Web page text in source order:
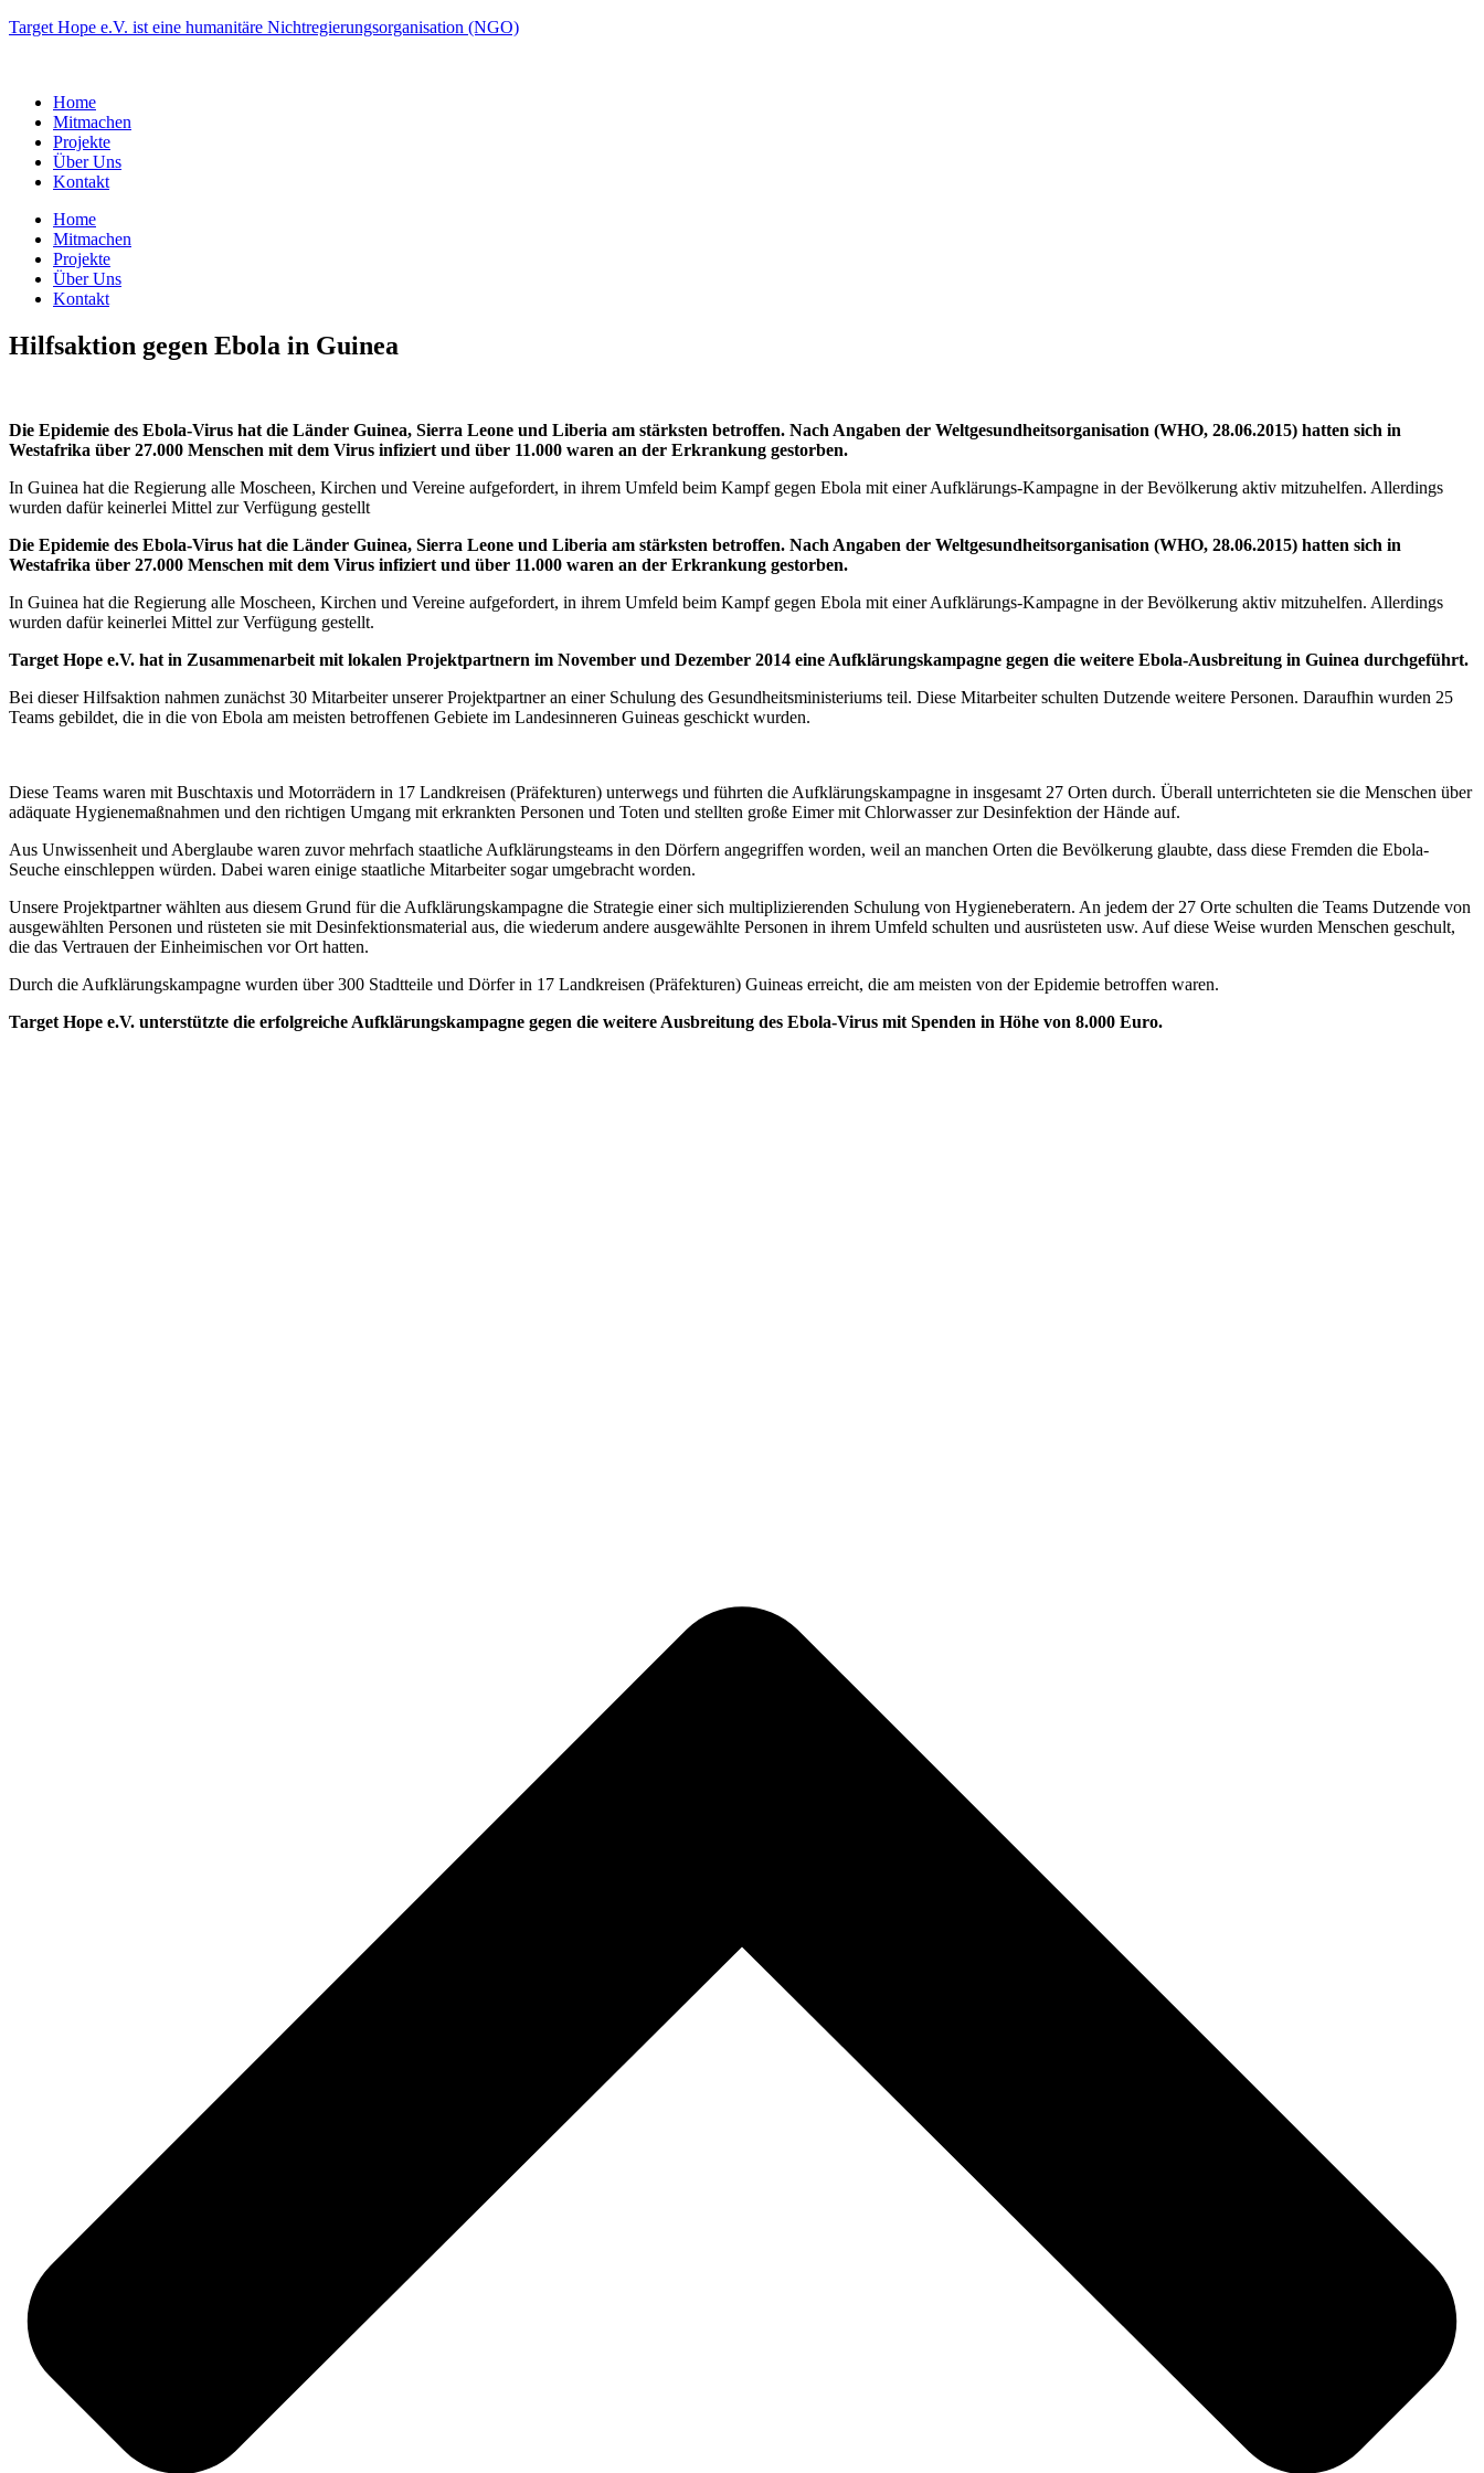
Target Hope e.V. ist eine humanitäre Nichtregierungsorganisation (NGO)
Home
Mitmachen
Projekte
Über Uns
Kontakt
Home
Mitmachen
Projekte
Über Uns
Kontakt
Hilfsaktion gegen Ebola in Guinea
Die Epidemie des Ebola-Virus hat die Länder Guinea, Sierra Leone und Liberia am stärksten betroffen. Nach Angaben der Weltgesundheitsorganisation (WHO, 28.06.2015) hatten sich in
Westafrika über 27.000 Menschen mit dem Virus infiziert und über 11.000 waren an der Erkrankung gestorben.
In Guinea hat die Regierung alle Moscheen, Kirchen und Vereine aufgefordert, in ihrem Umfeld beim Kampf gegen Ebola mit einer Aufklärungs-Kampagne in der Bevölkerung aktiv mitzuhelfen. Allerdings
wurden dafür keinerlei Mittel zur Verfügung gestellt
Die Epidemie des Ebola-Virus hat die Länder Guinea, Sierra Leone und Liberia am stärksten betroffen. Nach Angaben der Weltgesundheitsorganisation (WHO, 28.06.2015) hatten sich in
Westafrika über 27.000 Menschen mit dem Virus infiziert und über 11.000 waren an der Erkrankung gestorben.
In Guinea hat die Regierung alle Moscheen, Kirchen und Vereine aufgefordert, in ihrem Umfeld beim Kampf gegen Ebola mit einer Aufklärungs-Kampagne in der Bevölkerung aktiv mitzuhelfen. Allerdings
wurden dafür keinerlei Mittel zur Verfügung gestellt.
Target Hope e.V. hat in Zusammenarbeit mit lokalen Projektpartnern im November und Dezember 2014 eine Aufklärungskampagne gegen die weitere Ebola-Ausbreitung in Guinea durchgeführt.
Bei dieser Hilfsaktion nahmen zunächst 30 Mitarbeiter unserer Projektpartner an einer Schulung des Gesundheitsministeriums teil. Diese Mitarbeiter schulten Dutzende weitere Personen. Daraufhin wurden 25
Teams gebildet, die in die von Ebola am meisten betroffenen Gebiete im Landesinneren Guineas geschickt wurden.
Diese Teams waren mit Buschtaxis und Motorrädern in 17 Landkreisen (Präfekturen) unterwegs und führten die Aufklärungskampagne in insgesamt 27 Orten durch. Überall unterrichteten sie die Menschen über
adäquate Hygienemaßnahmen und den richtigen Umgang mit erkrankten Personen und Toten und stellten große Eimer mit Chlorwasser zur Desinfektion der Hände auf.
Aus Unwissenheit und Aberglaube waren zuvor mehrfach staatliche Aufklärungsteams in den Dörfern angegriffen worden, weil an manchen Orten die Bevölkerung glaubte, dass diese Fremden die Ebola-
Seuche einschleppen würden. Dabei waren einige staatliche Mitarbeiter sogar umgebracht worden.
Unsere Projektpartner wählten aus diesem Grund für die Aufklärungskampagne die Strategie einer sich multiplizierenden Schulung von Hygieneberatern. An jedem der 27 Orte schulten die Teams Dutzende von
ausgewählten Personen und rüsteten sie mit Desinfektionsmaterial aus, die wiederum andere ausgewählte Personen in ihrem Umfeld schulten und ausrüsteten usw. Auf diese Weise wurden Menschen geschult,
die das Vertrauen der Einheimischen vor Ort hatten.
Durch die Aufklärungskampagne wurden über 300 Stadtteile und Dörfer in 17 Landkreisen (Präfekturen) Guineas erreicht, die am meisten von der Epidemie betroffen waren.
Target Hope e.V. unterstützte die erfolgreiche Aufklärungskampagne gegen die weitere Ausbreitung des Ebola-Virus mit Spenden in Höhe von 8.000 Euro.